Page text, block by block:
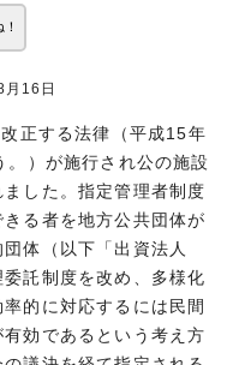
16日
正する法律（平成15年
）が施行され公の施設
した。指定管理者制度
る者を地方公共団体が
体（以下「出資法人
託制度を改め、多様化
的に対応するには民間
効であるという考え方